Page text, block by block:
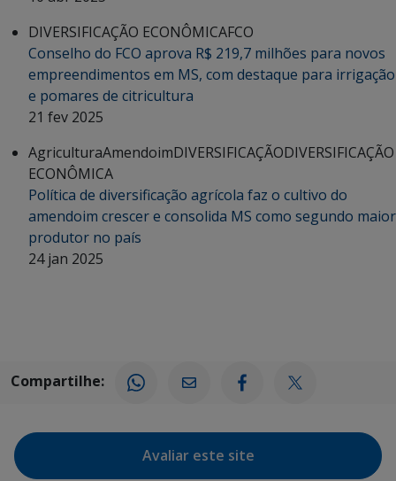
DIVERSIFICAÇÃO ECONÔMICAFCO
Conselho do FCO aprova R$ 219,7 milhões para novos
empreendimentos em MS, com destaque para irrigação
e pomares de citricultura
21 fev 2025
AgriculturaAmendoimDIVERSIFICAÇÃODIVERSIFICAÇÃO
ECONÔMICA
Política de diversificação agrícola faz o cultivo do
amendoim crescer e consolida MS como segundo maior
produtor no país
24 jan 2025
Compartilhe:
Avaliar este site